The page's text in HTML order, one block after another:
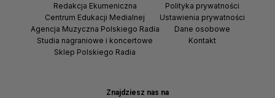
Znajdziesz nas na
Redakcja Ekumeniczna
Centrum Edukacji Medialnej
Agencja Muzyczna Polskiego Radia
Studia nagraniowe i koncertowe
Sklep Polskiego Radia
Polityka prywatności
Ustawienia prywatności
Dane osobowe
Kontakt